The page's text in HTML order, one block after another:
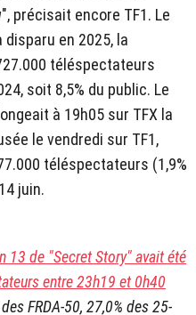
", précisait encore TF1. Le
en 2025, la
téléspectateurs
soit 8,5% du public. Le
à 19h05 sur TFX la
le vendredi sur TF1,
téléspectateurs (1,9%
juin.
13 de "Secret Story" avait été
entre 23h19 et 0h40
FRDA-50, 27,0% des 25-